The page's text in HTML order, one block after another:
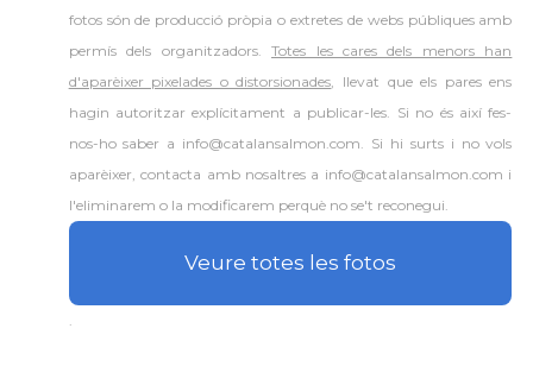
fotos són de producció pròpia o extretes de webs públiques amb
permís dels organitzadors.Totes les cares dels menors han
d'aparèixer pixelades o distorsionades, llevat que els pares ens
hagin autoritzar explícitament a publicar-les. Si no és així fes-
nos-ho saber a info@catalansalmon.com. Si hi surts i no vols
aparèixer, contacta amb nosaltres a info@catalansalmon.com i
l'eliminarem o la modificarem perquè no se't reconegui.
Veure totes les fotos